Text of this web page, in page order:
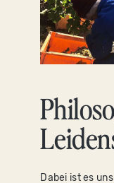
Dabei ist es